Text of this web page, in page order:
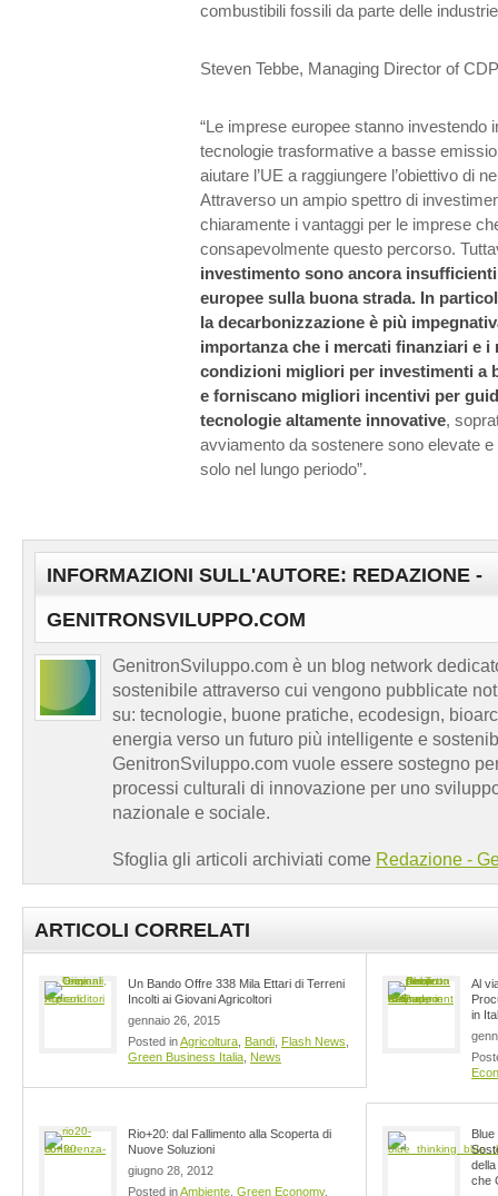
combustibili fossili da parte delle
Steven Tebbe, Managing Director of
“Le imprese europee stanno investendo
tecnologie trasformative a basse
aiutare l’UE a raggiungere l’obiettivo di
Attraverso un ampio spettro di
chiaramente i vantaggi per le imprese
consapevolmente questo percorso.
investimento sono ancora
europee sulla buona strada. In
la decarbonizzazione è più
importanza che i mercati finanziari e
condizioni migliori per investimenti a
e forniscano migliori incentivi per
tecnologie altamente innovative,
avviamento da sostenere sono elevate e
solo nel lungo periodo”.
INFORMAZIONI SULL'AUTORE: REDAZIONE -
GENITRONSVILUPPO.COM
GenitronSviluppo.com è un blog network
sostenibile attraverso cui vengono pubblicate
su: tecnologie, buone pratiche, ecodesign,
energia verso un futuro più intelligente e
GenitronSviluppo.com vuole essere sostegno
processi culturali di innovazione per uno
nazionale e sociale.
Sfoglia gli articoli archiviati come Redazione -
ARTICOLI CORRELATI
Un Bando Offre 338 Mila Ettari di Terreni
Incolti ai Giovani Agricoltori
gennaio 26, 2015
Posted inAgricoltura Bandi Flash News
Green Business Italia News
Al
in
Rio+20: dal Fallimento alla Scoperta di
Nuove Soluzioni
giugno 28, 2012
Posted inAmbiente Green Economy,
che